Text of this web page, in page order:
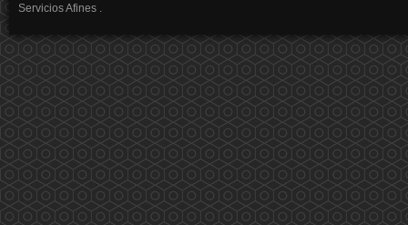
Servicios Afines .